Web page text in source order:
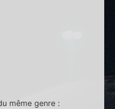
même genre :